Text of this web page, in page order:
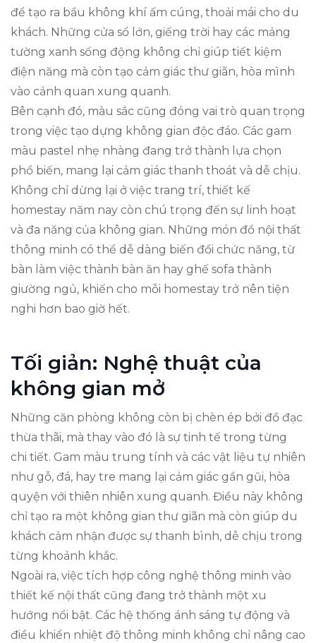
để tạo ra bầu không khí ấm cúng, thoải mái cho du
khách. Những cửa sổ lớn, giếng trời hay các mảng
tường xanh sống động không chỉ giúp tiết kiệm
điện năng mà còn tạo cảm giác thư giãn, hòa mình
vào cảnh quan xung quanh.
Bên cạnh đó, màu sắc cũng đóng vai trò quan trọng
trong việc tạo dựng không gian độc đáo. Các gam
màu pastel nhẹ nhàng đang trở thành lựa chọn
phổ biến, mang lại cảm giác thanh thoát và dễ chịu.
Không chỉ dừng lại ở việc trang trí, thiết kế
homestay năm nay còn chú trọng đến sự linh hoạt
và đa năng của không gian. Những món đồ nội thất
thông minh có thể dễ dàng biến đổi chức năng, từ
bàn làm việc thành bàn ăn hay ghế sofa thành
giường ngủ, khiến cho mỗi homestay trở nên tiện
nghi hơn bao giờ hết.
Tối giản: Nghệ thuật của
không gian mở
Những căn phòng không còn bị chèn ép bởi đồ đạc
thừa thãi, mà thay vào đó là sự tinh tế trong từng
chi tiết. Gam màu trung tính và các vật liệu tự nhiên
như gỗ, đá, hay tre mang lại cảm giác gần gũi, hòa
quyện với thiên nhiên xung quanh. Điều này không
chỉ tạo ra một không gian thư giãn mà còn giúp du
khách cảm nhận được sự thanh bình, dễ chịu trong
từng khoảnh khắc.
Ngoài ra, việc tích hợp công nghệ thông minh vào
thiết kế nội thất cũng đang trở thành một xu
hướng nổi bật. Các hệ thống ánh sáng tự động và
điều khiển nhiệt độ thông minh không chỉ nâng cao